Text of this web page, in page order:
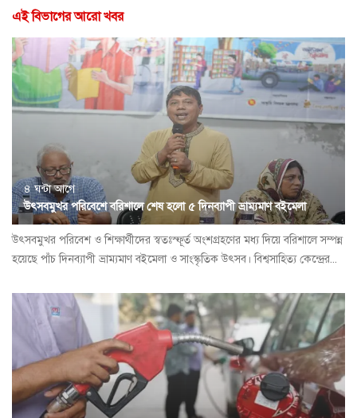
এই বিভাগের আরো খবর
৪ ঘন্টা আগে
উৎসবমুখর পরিবেশে বরিশালে শেষ হলো ৫ দিনব্যাপী ভ্রাম্যমাণ বইমেলা
উৎসবমুখর পরিবেশ ও শিক্ষার্থীদের স্বতঃস্ফূর্ত অংশগ্রহণের মধ্য দিয়ে বরিশালে সম্পন্ন
হয়েছে পাঁচ দিনব্যাপী ভ্রাম্যমাণ বইমেলা ও সাংস্কৃতিক উৎসব। বিশ্বসাহিত্য কেন্দ্রের...